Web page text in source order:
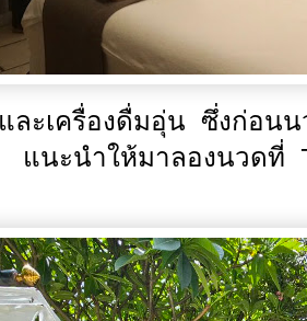
ะเครื่องดื่มอุ่น ซึ่งก่อนน
แนะนำให้มาลองนวดที่